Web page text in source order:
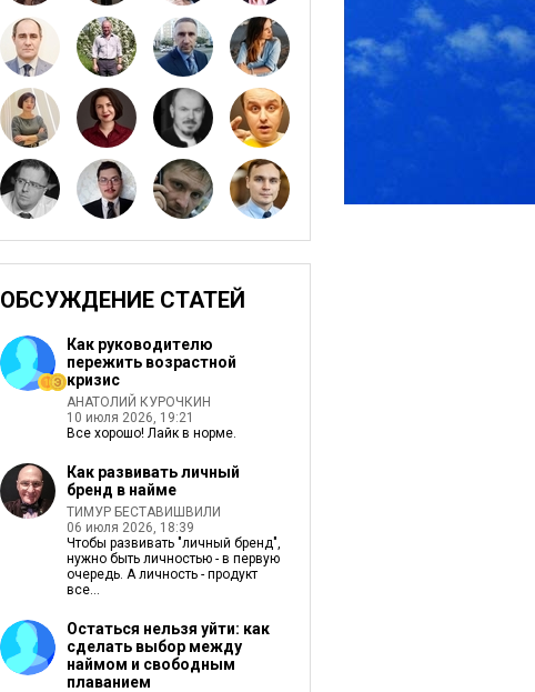
ОБСУЖДЕНИЕ СТАТЕЙ
Как руководителю
пережить возрастной
кризис
АНАТОЛИЙ КУРОЧКИН
10 июля 2026, 19:21
Все хорошо! Лайк в норме.
Как развивать личный
бренд в найме
ТИМУР БЕСТАВИШВИЛИ
06 июля 2026, 18:39
Чтобы развивать "личный бренд",
нужно быть личностью - в первую
очередь. А личность - продукт
все...
Остаться нельзя уйти: как
сделать выбор между
наймом и свободным
плаванием